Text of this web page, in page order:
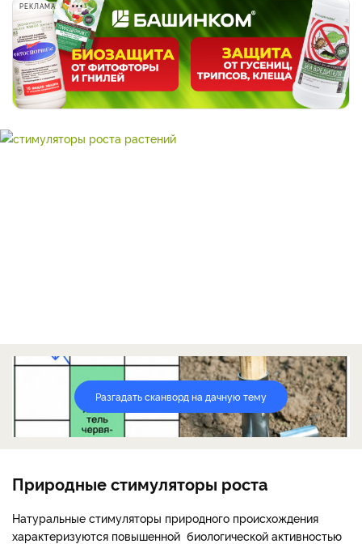
РЕКЛАМА
Разгадать сканворд на дачную тему
Природные стимуляторы роста
Натуральные стимуляторы природного происхождения
характеризуются повышенной биологической активностью